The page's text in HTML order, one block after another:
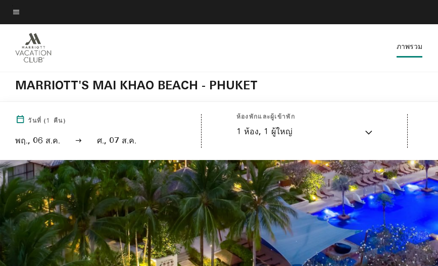
Skip
to
main
content
ข้อความเมนู
ภาพรวม
MARRIOTT'S MAI KHAO BEACH - PHUKET
วันที่ (1 คืน)
พฤ., 06 ส.ค. ศ., 07 ส.ค.
ห้องพักและผู้เข้าพัก
1 ห้อง, 1 ผู้ใหญ่